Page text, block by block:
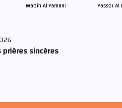
Wadih Al Yamani Yasser Al
sincères